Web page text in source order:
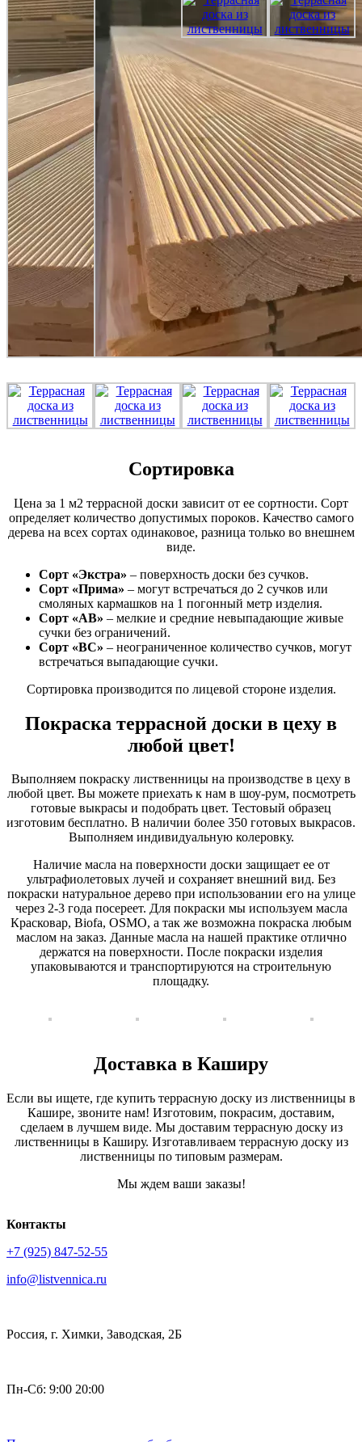
Сортировка
Цена за 1 м2 террасной доски зависит от ее сортности. Сорт
определяет количество допустимых пороков. Качество самого
дерева на всех сортах одинаковое, разница только во внешнем
виде.
Сорт «Экстра» – поверхность доски без сучков.
Сорт «Прима» – могут встречаться до 2 сучков или
смоляных кармашков на 1 погонный метр изделия.
Сорт «АВ» – мелкие и средние невыпадающие живые
сучки без ограничений.
Сорт «ВС» – неограниченное количество сучков, могут
встречаться выпадающие сучки.
Сортировка производится по лицевой стороне изделия.
Покраска террасной доски в цеху в
любой цвет!
Выполняем покраску лиственницы на производстве в цеху в
любой цвет. Вы можете приехать к нам в шоу-рум, посмотреть
готовые выкрасы и подобрать цвет. Тестовый образец
изготовим бесплатно. В наличии более 350 готовых выкрасов.
Выполняем индивидуальную колеровку.
Наличие масла на поверхности доски защищает ее от
ультрафиолетовых лучей и сохраняет внешний вид. Без
покраски натуральное дерево при использовании его на улице
через 2-3 года посереет. Для покраски мы используем масла
Красковар, Biofa, OSMO, а так же возможна покраска любым
маслом на заказ. Данные масла на нашей практике отлично
держатся на поверхности. После покраски изделия
упаковываются и транспортируются на строительную
площадку.
Доставка в Каширу
Если вы ищете, где купить террасную доску из лиственницы в
Кашире, звоните нам! Изготовим, покрасим, доставим,
сделаем в лучшем виде. Мы доставим террасную доску из
лиственницы в Каширу. Изготавливаем террасную доску из
лиственницы по типовым размерам.
Мы ждем ваши заказы!
Контакты
+7 (925) 847-52-55
info@listvennica.ru
Россия, г. Химки, Заводская, 2Б
Пн-Сб: 9:00 20:00